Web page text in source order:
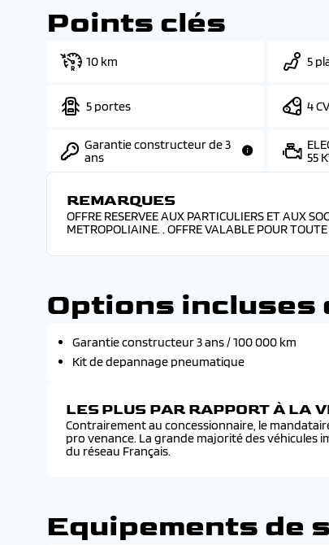
Points clés
10 km 5
5 portes 4 CV
Garantie constructeur de 3
ans
55
REMARQUES
OFFRE RESERVEE AUX PARTICULIERS ET AUX
METROPOLIAINE. . OFFRE VALABLE POUR
Options incluses
Garantie constructeur 3 ans / 100 000 km
Kit de depannage pneumatique
LES PLUS PAR RAPPORT À LA
Contrairement au concessionnaire, le
pro venance. La grande majorité des véhicules
du réseau Français.
Equipements de